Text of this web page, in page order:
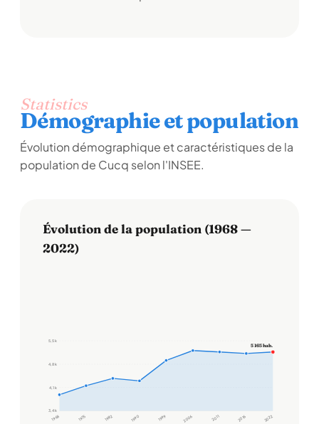
Statistics
Démographie et population
Évolution démographique et caractéristiques de la
population de Cucq selon l'INSEE.
Évolution de la population (1968 —
2022)
3,4 k
4,1 k
4,8 k
5,5 k
1968 1975 1982 1990 1999 2006 2011 2016 2022
5 165 hab.